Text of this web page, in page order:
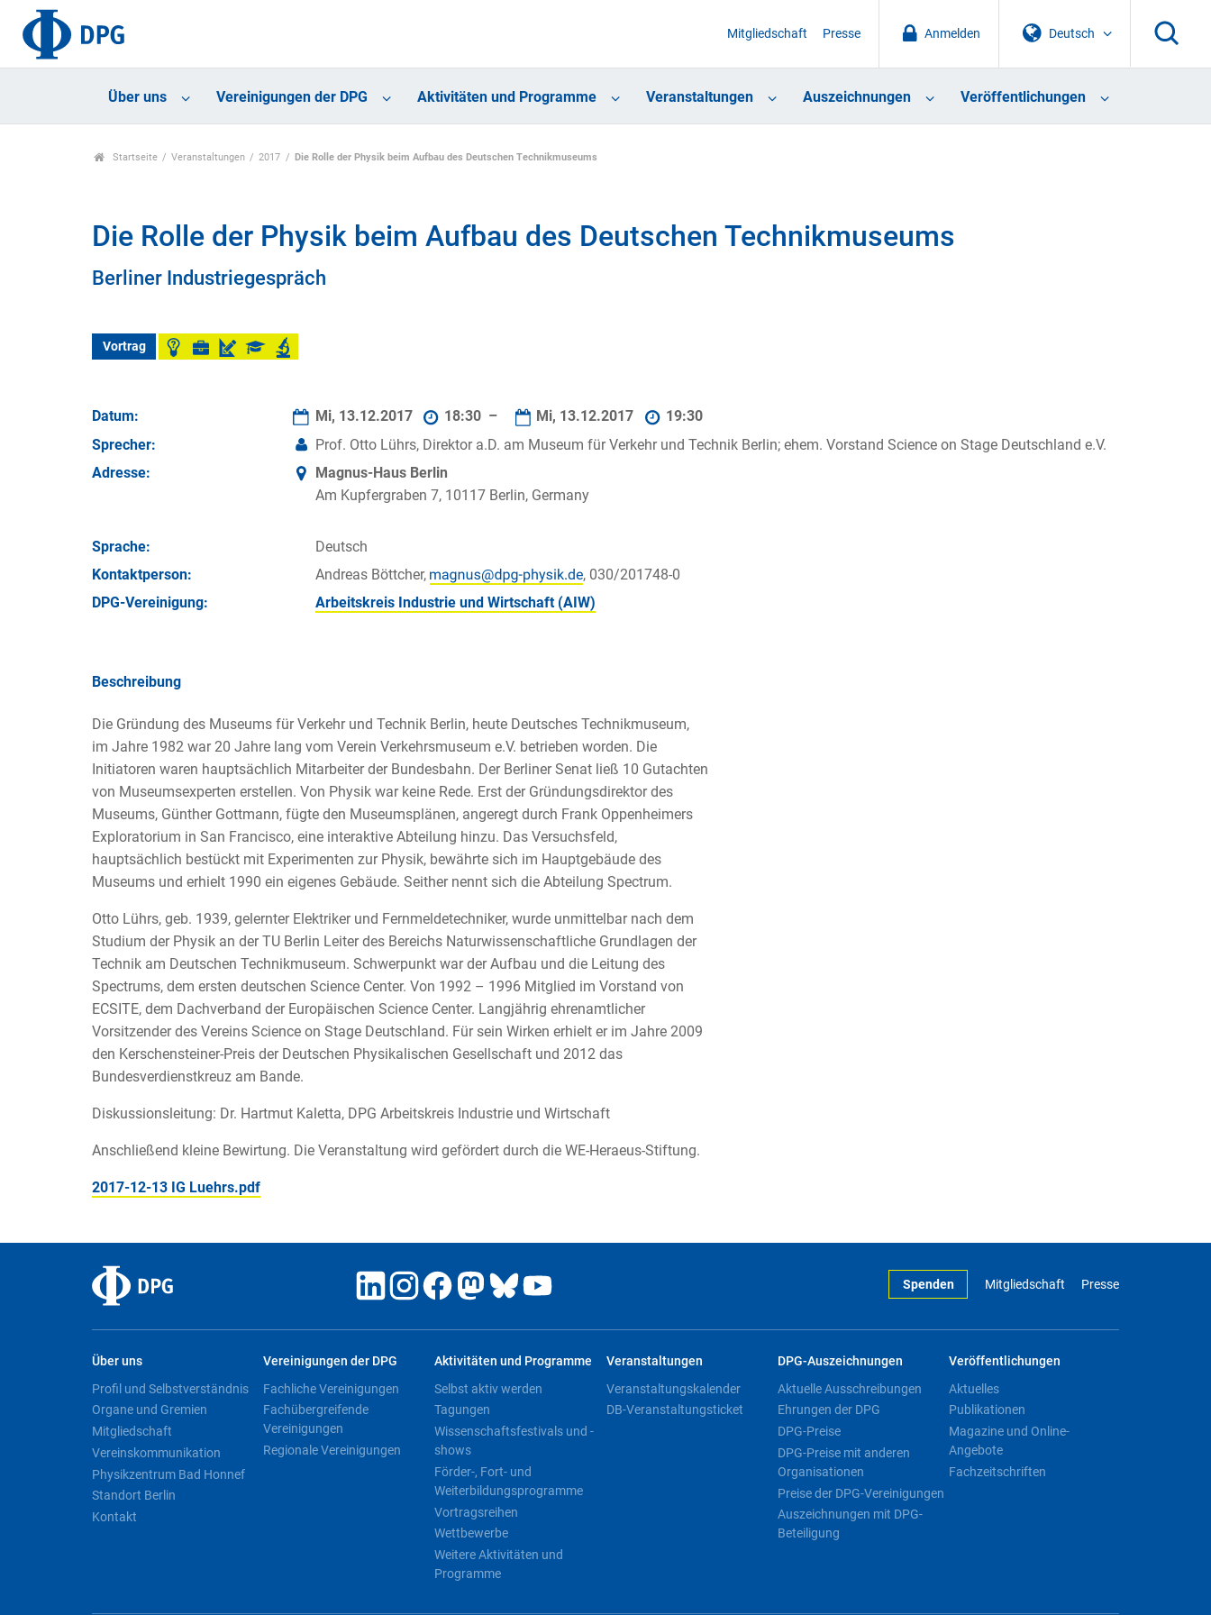
Deutsch
Anmelden
Mitgliedschaft Presse
Über uns Vereinigungen der DPG Aktivitäten und Programme Veranstaltungen Auszeichnungen Veröffentlichungen
Startseite Veranstaltungen 2017 Die Rolle der Physik beim Aufbau des Deutschen Technikmuseums
Die Rolle der Physik beim Aufbau des Deutschen Technikmuseums
Berliner Industriegespräch
Vortrag
Datum: Mi, 13.12.2017 18:30 – Mi, 13.12.2017
19:30
Sprecher:
Prof. Otto Lührs, Direktor a.D. am Museum für Verkehr und Technik Berlin; ehem. Vorstand Science on Stage Deutschland e.V.
Adresse:
Magnus-Haus Berlin
Am Kupfergraben 7, 10117 Berlin, Germany
Sprache:
Deutsch
Kontakt­person:
Andreas Böttcher,
, 030/201748-0
DPG-Vereinigung:
Arbeitskreis Industrie und Wirtschaft (AIW)
Beschreibung
Die Gründung des Museums für Verkehr und Technik Berlin, heute Deutsches Technikmuseum,
im Jahre 1982 war 20 Jahre lang vom Verein Verkehrsmuseum e.V. betrieben worden. Die
Initiatoren waren hauptsächlich Mitarbeiter der Bundesbahn. Der Berliner Senat ließ 10 Gutachten
von Museumsexperten erstellen. Von Physik war keine Rede. Erst der Gründungsdirektor des
Museums, Günther Gottmann, fügte den Museumsplänen, angeregt durch Frank Oppenheimers
Exploratorium in San Francisco, eine interaktive Abteilung hinzu. Das Versuchsfeld,
hauptsächlich bestückt mit Experimenten zur Physik, bewährte sich im Hauptgebäude des
Museums und erhielt 1990 ein eigenes Gebäude. Seither nennt sich die Abteilung Spectrum.
Otto Lührs, geb. 1939, gelernter Elektriker und Fernmeldetechniker, wurde unmittelbar nach dem
Studium der Physik an der TU Berlin Leiter des Bereichs Naturwissenschaftliche Grundlagen der
Technik am Deutschen Technikmuseum. Schwerpunkt war der Aufbau und die Leitung des
Spectrums, dem ersten deutschen Science Center. Von 1992 – 1996 Mitglied im Vorstand von
ECSITE, dem Dachverband der Europäischen Science Center. Langjährig ehrenamtlicher
Vorsitzender des Vereins Science on Stage Deutschland. Für sein Wirken erhielt er im Jahre 2009
den Kerschensteiner-Preis der Deutschen Physikalischen Gesellschaft und 2012 das
Bundesverdienstkreuz am Bande.
Diskussionsleitung: Dr. Hartmut Kaletta, DPG Arbeitskreis Industrie und Wirtschaft
Anschließend kleine Bewirtung. Die Veranstaltung wird gefördert durch die WE-Heraeus-Stiftung.
2017-12-13 IG Luehrs.pdf
Spenden Mitgliedschaft Presse
Über uns
Profil und Selbstverständnis
Organe und Gremien
Mitgliedschaft
Vereinskommunikation
Physikzentrum Bad Honnef
Standort Berlin
Kontakt
Vereinigungen der DPG
Fachliche Vereinigungen
Fachübergreifende
Vereinigungen
Regionale Vereinigungen
Aktivitäten und Programme
Selbst aktiv werden
Tagungen
Wissenschaftsfestivals und -
shows
Förder-, Fort- und
Weiterbildungsprogramme
Vortragsreihen
Wettbewerbe
Weitere Aktivitäten und
Programme
Veranstaltungen
Veranstaltungskalender
DB-Veranstaltungsticket
DPG-Auszeichnungen
Aktuelle Ausschreibungen
Ehrungen der DPG
DPG-Preise
DPG-Preise mit anderen
Organisationen
Preise der DPG-Vereinigungen
Auszeichnungen mit DPG-
Beteiligung
Veröffentlichungen
Aktuelles
Publikationen
Magazine und Online-
Angebote
Fachzeitschriften